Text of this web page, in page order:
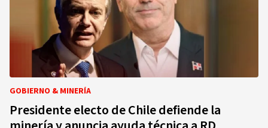
GOBIERNO & MINERÍA
Presidente electo de Chile defiende la